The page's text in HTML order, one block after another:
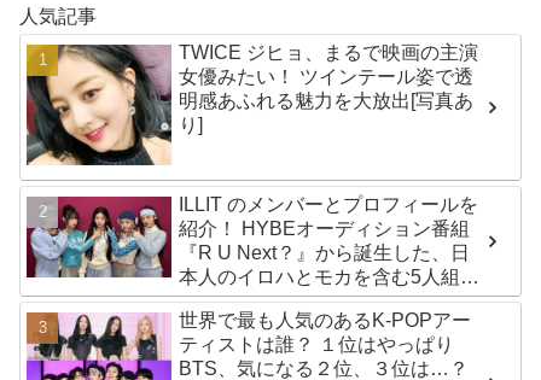
人気記事
TWICE ジヒョ、まるで映画の主演
女優みたい！ ツインテール姿で透
明感あふれる魅力を大放出[写真あ
り]
ILLIT のメンバーとプロフィールを
紹介！ HYBEオーディション番組
『R U Next？』から誕生した、日
本人のイロハとモカを含む5人組ガ
ールズグループ！ デビュー曲
「Magnetic」がいきなりの大ヒッ
ト
世界で最も人気のあるK-POPアー
ティストは誰？ １位はやっぱり
BTS、気になる２位、３位は…？